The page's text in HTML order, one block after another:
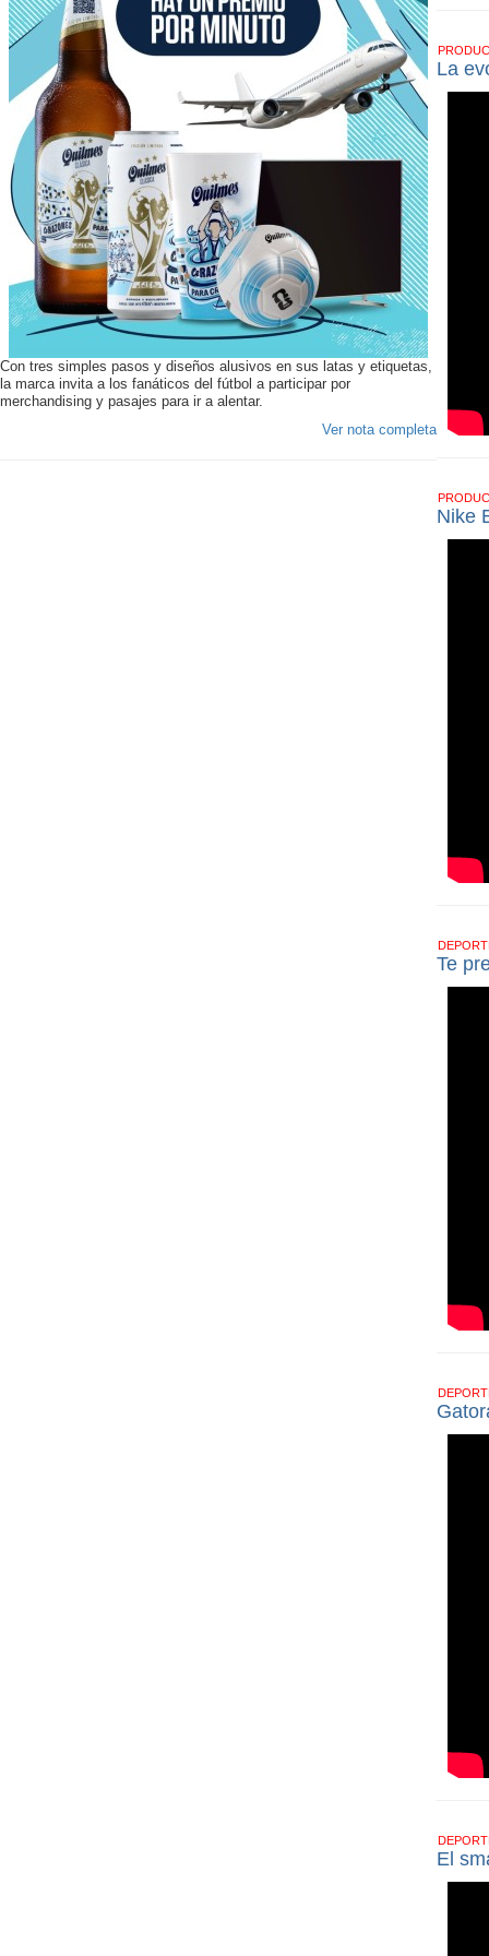
Con tres simples pasos y diseños alusivos en sus latas y etiquetas,
la marca invita a los fanáticos del fútbol a participar por
merchandising y pasajes para ir a alentar.
Ver nota completa
La
Nike
Te
El